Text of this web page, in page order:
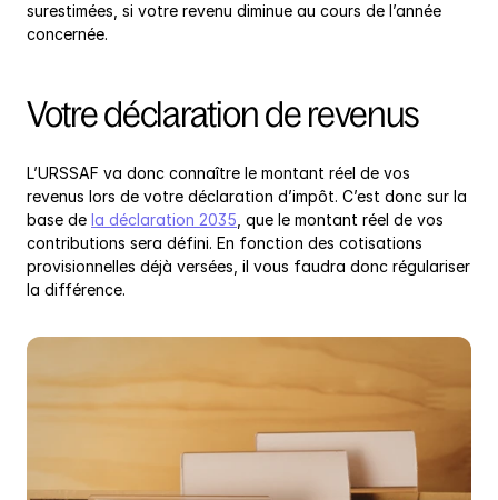
surestimées, si votre revenu diminue au cours de l’année
concernée.
Votre déclaration de revenus
L’URSSAF va donc connaître le montant réel de vos
revenus lors de votre déclaration d’impôt. C’est donc sur la
base de la déclaration 2035 , que le montant réel de vos
contributions sera défini. En fonction des cotisations
provisionnelles déjà versées, il vous faudra donc régulariser
la différence.